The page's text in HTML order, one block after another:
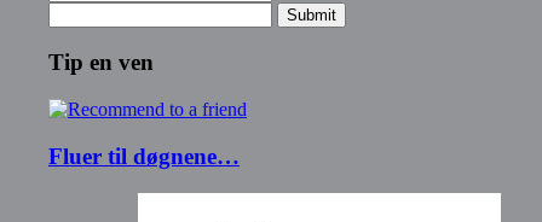
Submit
Tip en ven
Fluer til døgnene…